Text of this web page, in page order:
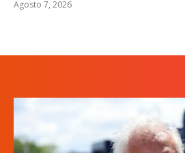
Agosto 7, 2026